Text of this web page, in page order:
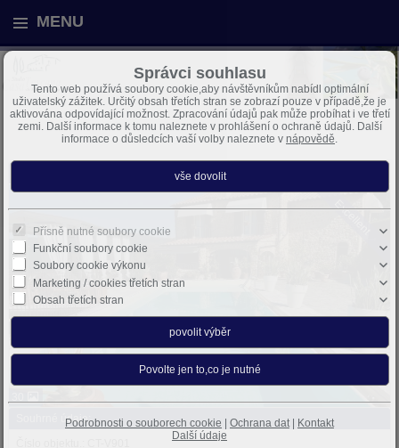
MENU
Country house with pool in prime location – Massa Marittima
Excellent
Souhrné údaje:
Správci souhlasu
Tento web používá soubory cookie,aby návštěvníkům nabídl optimální
uživatelský zážitek. Určitý obsah třetích stran se zobrazí pouze v případě,že je
aktivována odpovídající možnost. Zpracování údajů pak může probíhat i ve třetí
zemi. Další informace k tomu naleznete v prohlášení o ochraně údajů. Další
informace o důsledcích vaší volby naleznete v nápovědě.
Přísně nutné soubory cookie
Funkční soubory cookie
Soubory cookie výkonu
Marketing / cookies třetích stran
Obsah třetích stran
Podrobnosti o souborech cookie Ochrana dat|
Kontakt
Další údaje